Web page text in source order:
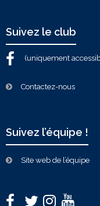
Suivez le club
(uniquement
Contactez-nous
Suivez l’équipe !
Site web de l’équipe